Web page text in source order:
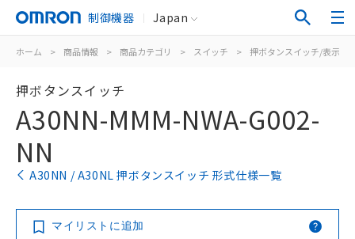
制御機器 Japan
ホーム > 商品情報 > 商品カテゴリ > スイッチ > 押ボタンスイッチ/表示灯
押ボタンスイッチ
A30NN-MMM-NWA-G002-
NN
A30NN / A30NL 押ボタンスイッチ 形式仕様一覧
マイリストに追加